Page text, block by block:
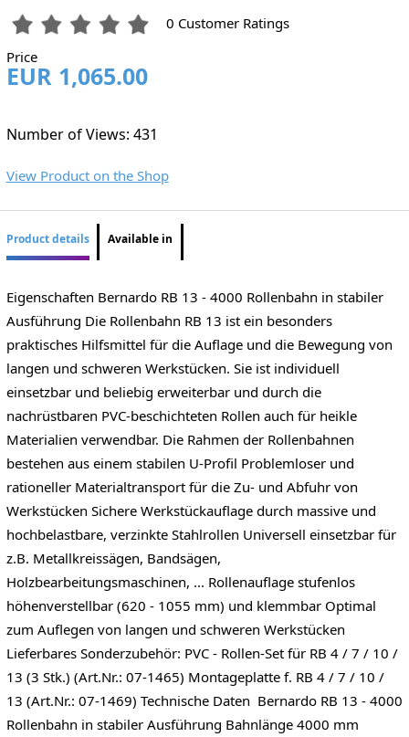
0 Customer Ratings
Price
EUR 1,065.00
Number of Views: 431
View Product on the Shop
Product details Available in
Eigenschaften Bernardo RB 13 - 4000 Rollenbahn in stabiler
Ausführung Die Rollenbahn RB 13 ist ein besonders
praktisches Hilfsmittel für die Auflage und die Bewegung von
langen und schweren Werkstücken. Sie ist individuell
einsetzbar und beliebig erweiterbar und durch die
nachrüstbaren PVC-beschichteten Rollen auch für heikle
Materialien verwendbar. Die Rahmen der Rollenbahnen
bestehen aus einem stabilen U-Profil Problemloser und
rationeller Materialtransport für die Zu- und Abfuhr von
Werkstücken Sichere Werkstückauflage durch massive und
hochbelastbare, verzinkte Stahlrollen Universell einsetzbar für
z.B. Metallkreissägen, Bandsägen,
Holzbearbeitungsmaschinen, ... Rollenauflage stufenlos
höhenverstellbar (620 - 1055 mm) und klemmbar Optimal
zum Auflegen von langen und schweren Werkstücken
Lieferbares Sonderzubehör: PVC - Rollen-Set für RB 4 / 7 / 10 /
13 (3 Stk.) (Art.Nr.: 07-1465) Montageplatte f. RB 4 / 7 / 10 /
13 (Art.Nr.: 07-1469) Technische Daten Bernardo RB 13 - 4000
Rollenbahn in stabiler Ausführung Bahnlänge 4000 mm